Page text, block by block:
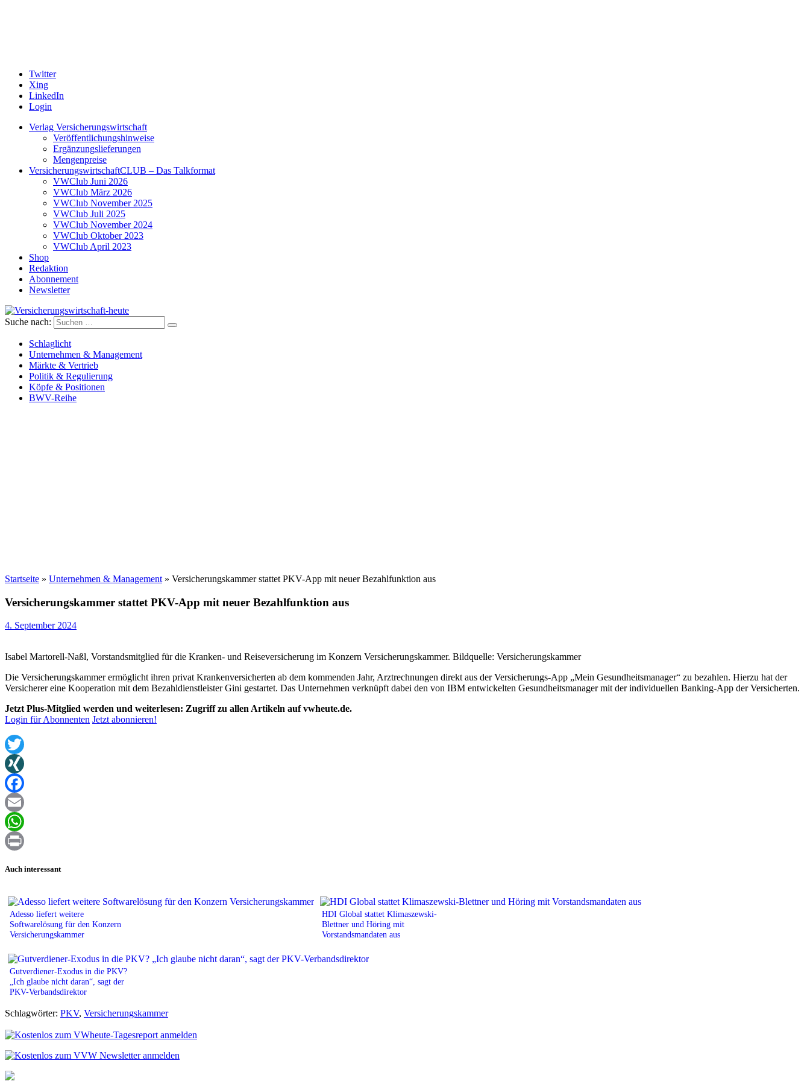
Twitter
Xing
LinkedIn
Login
Verlag Versicherungswirtschaft
Veröffentlichungshinweise
Ergänzungslieferungen
Mengenpreise
VersicherungswirtschaftCLUB – Das Talkformat
VWClub Juni 2026
VWClub März 2026
VWClub November 2025
VWClub Juli 2025
VWClub November 2024
VWClub Oktober 2023
VWClub April 2023
Shop
Redaktion
Abonnement
Newsletter
Versicherungswirtschaft-heute
Suche nach:
Schlaglicht
Unternehmen & Management
Märkte & Vertrieb
Politik & Regulierung
Köpfe & Positionen
BWV-Reihe
Startseite » Unternehmen & Management » Versicherungskammer stattet PKV-App mit neuer Bezahlfunktion aus
Versicherungskammer stattet PKV-App mit neuer Bezahlfunktion aus
4. September 2024
Isabel Martorell-Naßl, Vorstandsmitglied für die Kranken- und Reiseversicherung im Konzern Versicherungskammer. Bildquelle: Versicherungskammer
Die Versicherungskammer ermöglicht ihren privat Krankenversicherten ab dem kommenden Jahr, Arztrechnungen direkt aus der Versicherungs-App „Mein Gesundheitsmanager“ zu bezahlen. Hierzu hat der
Versicherer eine Kooperation mit dem Bezahldienstleister Gini gestartet. Das Unternehmen verknüpft dabei den von IBM entwickelten Gesundheitsmanager mit der individuellen Banking-App der Versicherten.
Jetzt Plus-Mitglied werden und weiterlesen: Zugriff zu allen Artikeln auf vwheute.de.
Login für Abonnenten Jetzt abonnieren!
Twitter
XING
Facebook
Email
WhatsApp
Auch interessant
Adesso liefert weitere
Softwarelösung für den Konzern
Versicherungskammer
HDI Global stattet Klimaszewski-
Blettner und Höring mit
Vorstandsmandaten aus
Gutverdiener-Exodus in die PKV?
„Ich glaube nicht daran“, sagt der
PKV-Verbandsdirektor
Schlagwörter: PKV, Versicherungskammer